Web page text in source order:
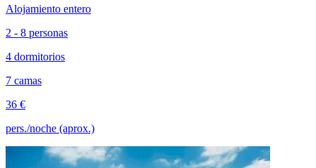
Alojamiento entero
2 - 8 personas
4 dormitorios
7 camas
36 €
pers./noche (aprox.)